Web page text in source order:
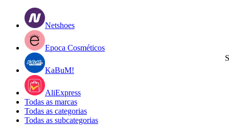
Netshoes
Epoca Cosméticos
KaBuM!
AliExpress
Todas as marcas
Todas as categorias
Todas as subcategorias